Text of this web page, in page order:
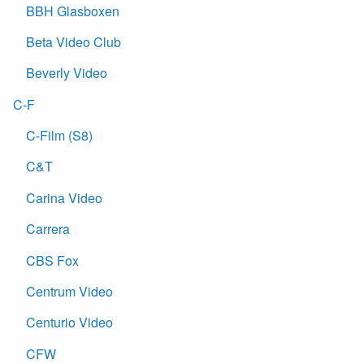
BBH Glasboxen
Beta Video Club
Beverly Video
C-F
C-Film (S8)
C&T
Carina Video
Carrera
CBS Fox
Centrum Video
Centurio Video
CFW